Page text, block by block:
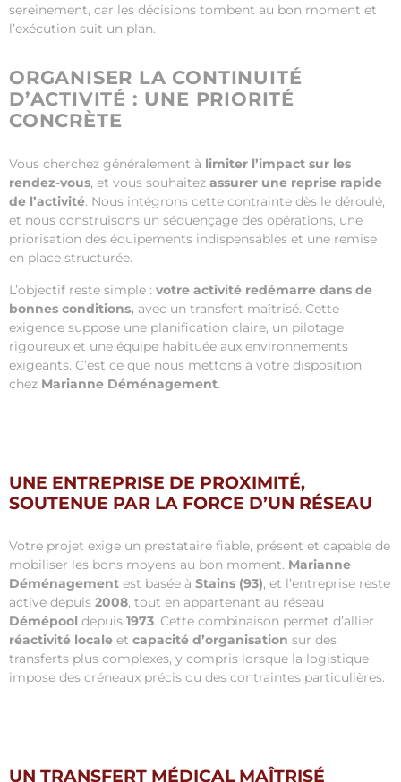
sereinement, car les décisions tombent au bon moment et
l’exécution suit un plan.
ORGANISER LA CONTINUITÉ
D’ACTIVITÉ : UNE PRIORITÉ
CONCRÈTE
Vous cherchez généralement à limiter l’impact sur les
rendez-vous, et vous souhaitez assurer une reprise rapide
de l’activité. Nous intégrons cette contrainte dès le déroulé,
et nous construisons un séquençage des opérations, une
priorisation des équipements indispensables et une remise
en place structurée.
L’objectif reste simple : votre activité redémarre dans de
bonnes conditions, avec un transfert maîtrisé. Cette
exigence suppose une planification claire, un pilotage
rigoureux et une équipe habituée aux environnements
exigeants. C’est ce que nous mettons à votre disposition
chez Marianne Déménagement.
UNE ENTREPRISE DE PROXIMITÉ,
SOUTENUE PAR LA FORCE D’UN RÉSEAU
Votre projet exige un prestataire fiable, présent et capable de
mobiliser les bons moyens au bon moment. Marianne
Déménagement est basée à Stains (93), et l’entreprise reste
active depuis 2008, tout en appartenant au réseau
Démépool depuis 1973. Cette combinaison permet d’allier
réactivité locale et capacité d’organisation sur des
transferts plus complexes, y compris lorsque la logistique
impose des créneaux précis ou des contraintes particulières.
UN TRANSFERT MÉDICAL MAÎTRISÉ